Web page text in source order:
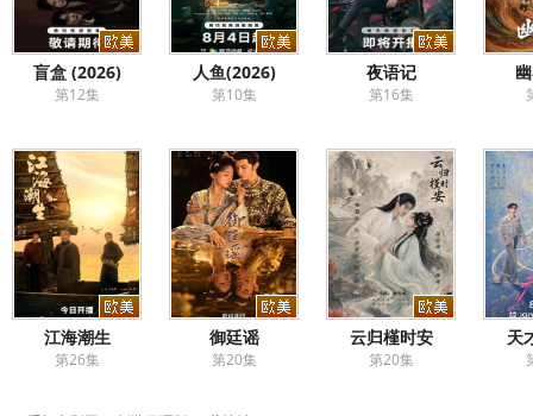
盲盒 (2026)
第12集
人鱼(2026)
第10集
夜语记
第16集
江海潮生
第26集
御廷谣
第20集
云归槿时安
第20集
天